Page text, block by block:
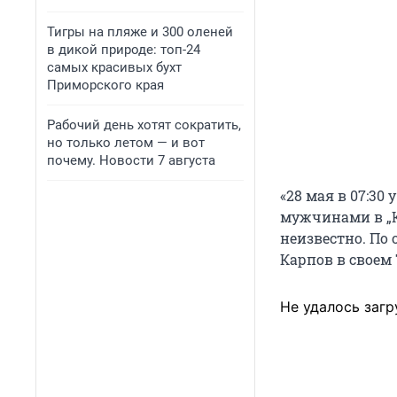
Тигры на пляже и 300 оленей
в дикой природе: топ-24
самых красивых бухт
Приморского края
Рабочий день хотят сократить,
но только летом — и вот
почему. Новости 7 августа
«28 мая в 07:30
мужчинами в
неизвестно. По
Карпов в своем
Не удалось